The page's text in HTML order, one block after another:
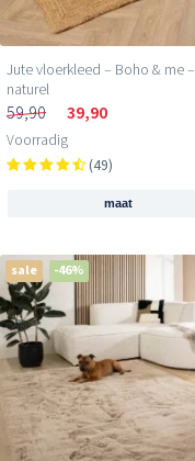
Jute vloerkleed – Boho & me –
naturel
59,90 39,90
Voorradig
(49)
maat
sale -46%